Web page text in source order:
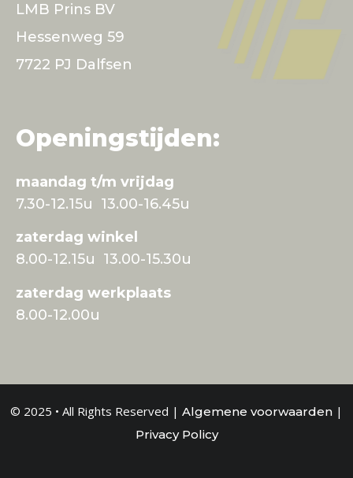
LMB Prins BV
Hessenweg 59
7722 PJ Dalfsen
Openingstijden:
maandag t/m vrijdag
7.30-12.15u 13.00-16.45u
zaterdag winkel
8.00-12.15u 13.00-15.30u
zaterdag werkplaats
8.00-12.00u
© 2025 • All Rights Reserved | Algemene voorwaarden |
Privacy Policy